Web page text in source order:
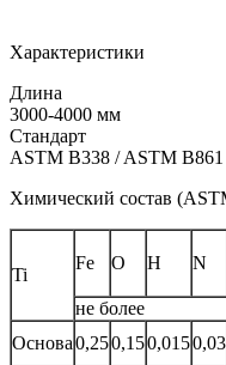
Характеристики
Длина
3000-4000 мм
Стандарт
ASTM B338 / ASTM B861
Химический состав
Ti
Fe O H N
не более
Основа0,250,150,0150,03